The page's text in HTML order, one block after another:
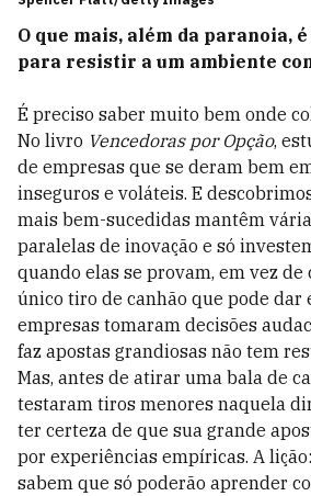
O que mais, além da paranoia,
para resistir a um ambiente
É preciso saber muito bem onde
No livro Vencedoras por Opção,
de empresas que se deram bem
inseguros e voláteis. E
mais bem-sucedidas mantêm
paralelas de inovação e só
quando elas se provam, em vez
único tiro de canhão que pode dar
empresas tomaram decisões
faz apostas grandiosas não tem
Mas, antes de atirar uma bala de
testaram tiros menores naquela
ter certeza de que sua grande
por experiências empíricas. A
sabem que só poderão aprender